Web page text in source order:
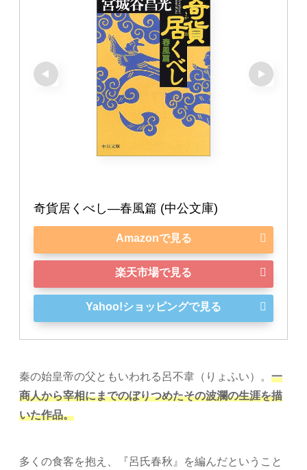
奇貨居くべし―春風篇 (中公文庫)
Amazonで見る
楽天市場で見る
Yahoo!ショッピングで見る
秦の始皇帝の父ともいわれる呂不韋（りょふい）。一
商人から宰相にまでのぼりつめたその波瀾の生涯を描
いた作品。
多くの食客を抱え、『呂氏春秋』を編んだということ